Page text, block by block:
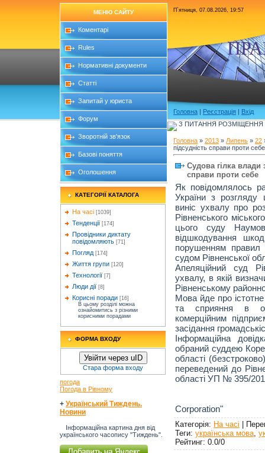
МЕНЮ САЙТУ
Коментарі
Rules
Нормативні документи
Статті
Запитай у юриста
Форум
Зворотній зв'язок
Базові поняття
Оголошення
КАТЕГОРІЇ КАТАЛОГА
На часі [1039]
Тенденції [174]
Провідники диктату
повідомляють [71]
Погляд [174]
Життя групи [120]
Технології [7]
Люди дії [8]
Корисні поради [16]
В цьому розділі можна
ознайомитись з різними
корисними порадами
ФОРМА ВХОДУ
Увійти через uID
Стара форма входу
погода
Погода в Рівному
+ Український Тиждень.
Новини
Інформаційна картина дня від
українського часопису "Тиждень".
П`ятниця, 07.08.2026, 19:57
Головна | Реєстрація | Вхід
З ПИТАННЯ РОЗМІЩЕННЯ
Головна » 2013 » Липень » 22
підсудність справи проти себе
Cудова гілка влади
справи проти себе
Як повідомлялось
України з розгляду
виніс ухвалу про
Рівненського
цього суду
відшкодування
порушенням правил
судом Рівненської
Апеляційний суд
ухвалу, в якій
Рівненському
Мова йде про
та сприяння в
комерційним
засідання
Інформаційна
обраний суддею
області
переведений до
області УП № 395/
Corporation"
Категорія: На часі |
Теги: українська мова
Рейтинг: 0.0/0